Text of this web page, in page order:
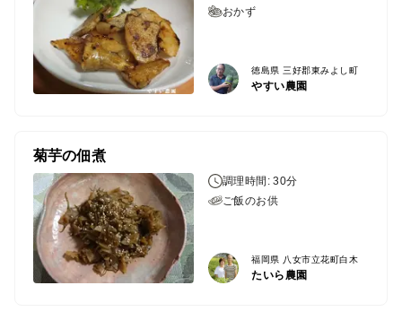
おかず
徳島県 三好郡東みよし町
やすい農園
菊芋の佃煮
調理時間: 30分
ご飯のお供
福岡県 八女市立花町白木
たいら農園